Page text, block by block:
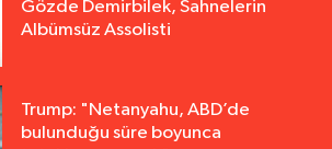
Gözde Demirbilek, Sahnelerin
Albümsüz Assolisti
Trump: "Netanyahu, ABD’de
bulunduğu süre boyunca